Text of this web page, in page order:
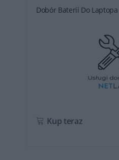
Dobór Baterii Do Laptopa
Kup teraz